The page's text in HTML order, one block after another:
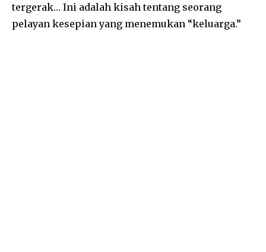
tergerak… Ini adalah kisah tentang seorang
pelayan kesepian yang menemukan “keluarga.”